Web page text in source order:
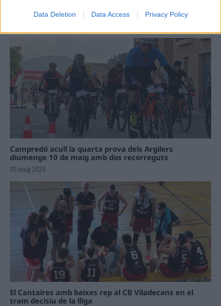
Data Deletion Data Access Privacy Policy
Running Sèries Terres de l’Ebre
Campredó acull la quarta prova dels Argilers
diumenge 10 de maig amb dos recorreguts
09 maig 2026
El Cantaires amb baixes rep al CB Viladecans en el
tram decisiu de la lliga